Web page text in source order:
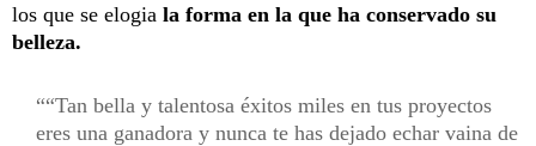
los que se elogia la forma en la que ha conservado su
belleza.
“Tan bella y talentosa éxitos miles en tus proyectos
eres una ganadora y nunca te has dejado echar vaina de